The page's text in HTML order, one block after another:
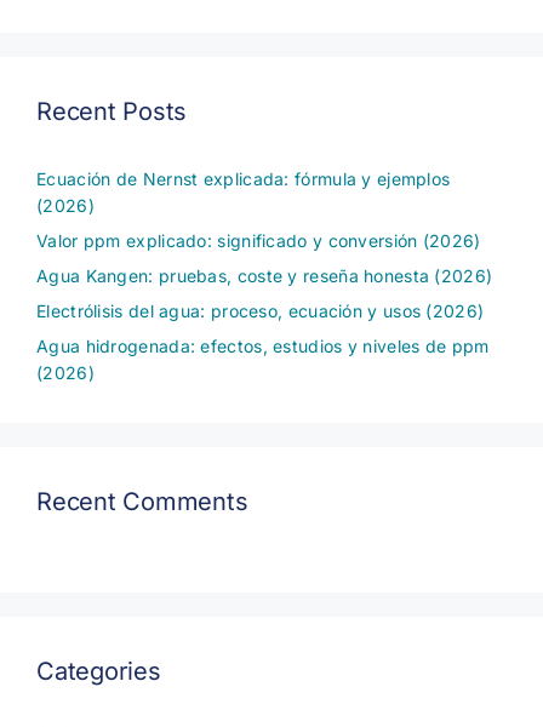
Recent Posts
Ecuación de Nernst explicada: fórmula y ejemplos
(2026)
Valor ppm explicado: significado y conversión (2026)
Agua Kangen: pruebas, coste y reseña honesta (2026)
Electrólisis del agua: proceso, ecuación y usos (2026)
Agua hidrogenada: efectos, estudios y niveles de ppm
(2026)
Recent Comments
Categories